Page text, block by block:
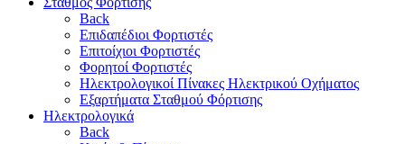
Back
Επιδαπέδιοι Φορτιστές
Επιτoίχιοι Φορτιστές
Φορητοί Φορτιστές
Ηλεκτρολογικοί Πίνακες Ηλεκτρικού Οχήματος
Εξαρτήματα Σταθμού Φόρτισης
Ηλεκτρολογικά
Back